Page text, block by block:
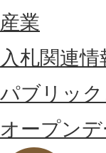
産業
入札関連情
パブリッ
オープンデ